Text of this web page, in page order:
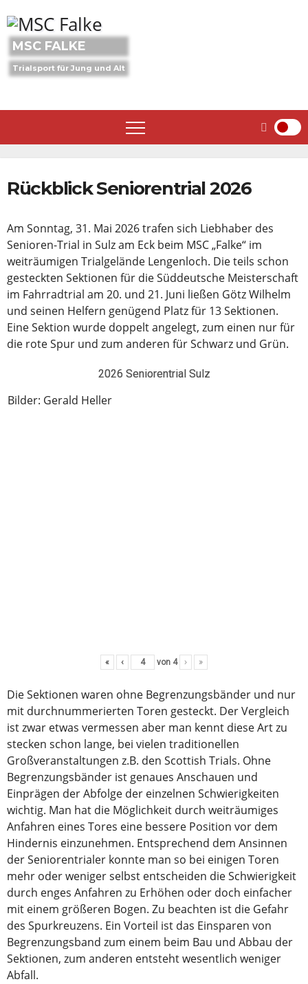
to
content
MSC FALKE
Trialsport für Jung und Alt
Rückblick Seniorentrial 2026
Am Sonntag, 31. Mai 2026 trafen sich Liebhaber des
Senioren-Trial in Sulz am Eck beim MSC „Falke“ im
weiträumigen Trialgelände Lengenloch. Die teils schon
gesteckten Sektionen für die Süddeutsche Meisterschaft
im Fahrradtrial am 20. und 21. Juni ließen Götz Wilhelm
und seinen Helfern genügend Platz für 13 Sektionen.
Eine Sektion wurde doppelt angelegt, zum einen nur für
die rote Spur und zum anderen für Schwarz und Grün.
2026 Seniorentrial Sulz
Bilder: Gerald Heller
« ‹ von 4 › »
Die Sektionen waren ohne Begrenzungsbänder und nur
mit durchnummerierten Toren gesteckt. Der Vergleich
ist zwar etwas vermessen aber man kennt diese Art zu
stecken schon lange, bei vielen traditionellen
Großveranstaltungen z.B. den Scottish Trials. Ohne
Begrenzungsbänder ist genaues Anschauen und
Einprägen der Abfolge der einzelnen Schwierigkeiten
wichtig. Man hat die Möglichkeit durch weiträumiges
Anfahren eines Tores eine bessere Position vor dem
Hindernis einzunehmen. Entsprechend dem Ansinnen
der Seniorentrialer konnte man so bei einigen Toren
mehr oder weniger selbst entscheiden die Schwierigkeit
durch enges Anfahren zu Erhöhen oder doch einfacher
mit einem größeren Bogen. Zu beachten ist die Gefahr
des Spurkreuzens. Ein Vorteil ist das Einsparen von
Begrenzungsband zum einem beim Bau und Abbau der
Sektionen, zum anderen entsteht wesentlich weniger
Abfall.